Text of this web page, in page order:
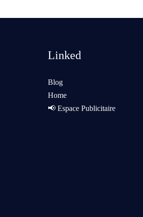
Linked
Blog
Home
📢 Espace Publicitaire